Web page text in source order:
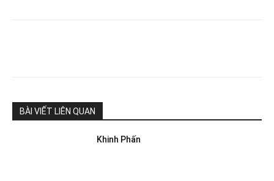
BÀI VIẾT LIÊN QUAN
Khinh Phấn